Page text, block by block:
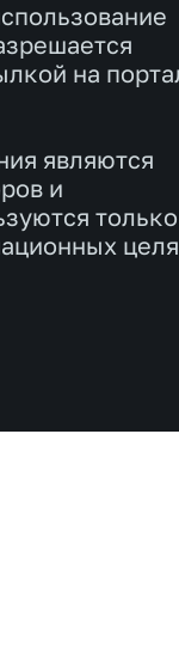
на
являются
и